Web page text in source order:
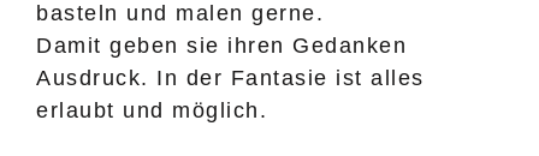
basteln und malen gerne.
Damit geben sie ihren Gedanken
Ausdruck. In der Fantasie ist alles
erlaubt und möglich.